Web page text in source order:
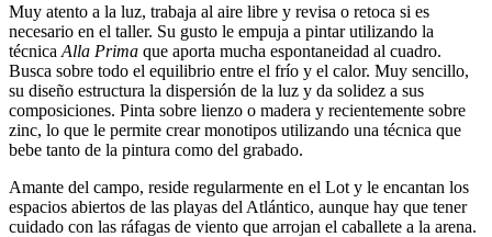
Muy atento a la luz, trabaja al aire libre y revisa o retoca si es
necesario en el taller. Su gusto le empuja a pintar utilizando la
técnica Alla Prima que aporta mucha espontaneidad al cuadro.
Busca sobre todo el equilibrio entre el frío y el calor. Muy sencillo,
su diseño estructura la dispersión de la luz y da solidez a sus
composiciones. Pinta sobre lienzo o madera y recientemente sobre
zinc, lo que le permite crear monotipos utilizando una técnica que
bebe tanto de la pintura como del grabado.
Amante del campo, reside regularmente en el Lot y le encantan los
espacios abiertos de las playas del Atlántico, aunque hay que tener
cuidado con las ráfagas de viento que arrojan el caballete a la arena.